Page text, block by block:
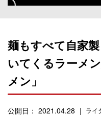
麺もすべて自家
いてくるラーメ
メン」
公開日： 2021.04.28 ライ